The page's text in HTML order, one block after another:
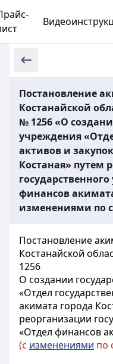
Постановление
Костанайской
№ 1256 «О
учреждения
активов и
Костаная» путем
финансов
изменениями по
Постановление
Костанайской
1256
О создании
«Отдел
акимата города
реорганизации
«Отдел финансов
(с изменениями по